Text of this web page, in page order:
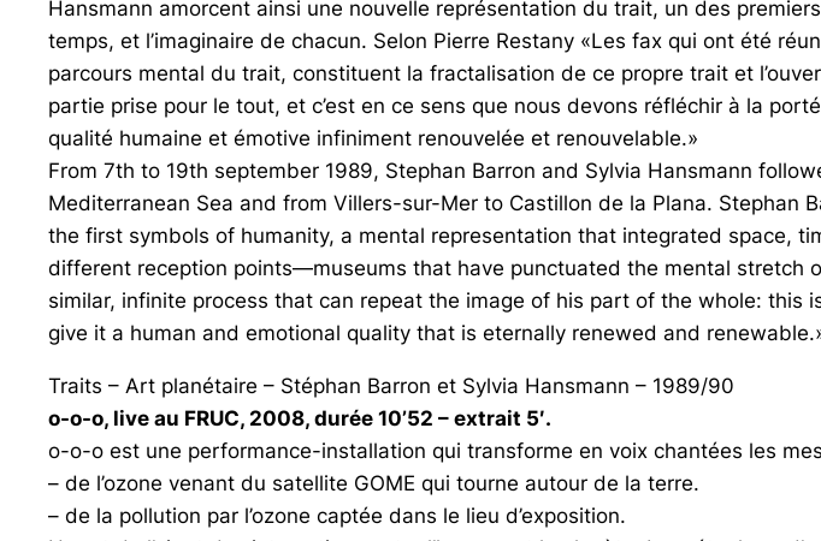
Hansmann amorcent ainsi une nouvelle représentation du trait, un des
temps, et l’imaginaire de chacun. Selon Pierre Restany «Les fax qui ont été
parcours mental du trait, constituent la fractalisation de ce propre trait et
partie prise pour le tout, et c’est en ce sens que nous devons réfléchir à la
qualité humaine et émotive infiniment renouvelée et renouvelable.»
From 7th to 19th september 1989, Stephan Barron and Sylvia Hansmann
Mediterranean Sea and from Villers-sur-Mer to Castillon de la Plana.
the first symbols of humanity, a mental representation that integrated space,
different reception points—museums that have punctuated the mental
similar, infinite process that can repeat the image of his part of the whole:
give it a human and emotional quality that is eternally renewed and
Traits – Art planétaire – Stéphan Barron et Sylvia Hansmann – 1989/90
o-o-o, live au FRUC, 2008, durée 10’52 – extrait 5′.
o-o-o est une performance-installation qui transforme en voix chantées les
– de l’ozone venant du satellite GOME qui tourne autour de la terre.
– de la pollution par l’ozone captée dans le lieu d’exposition.